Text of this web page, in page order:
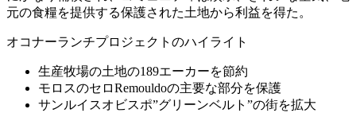
元の食糧を提供する保護された土地から利益を得た。
オコナーランチプロジェクトのハイライト
生産牧場の土地の189エーカーを節約
モロスのセロRemouldoの主要な部分を保護
サンルイスオビスポ”グリーンベルト”の街を拡大